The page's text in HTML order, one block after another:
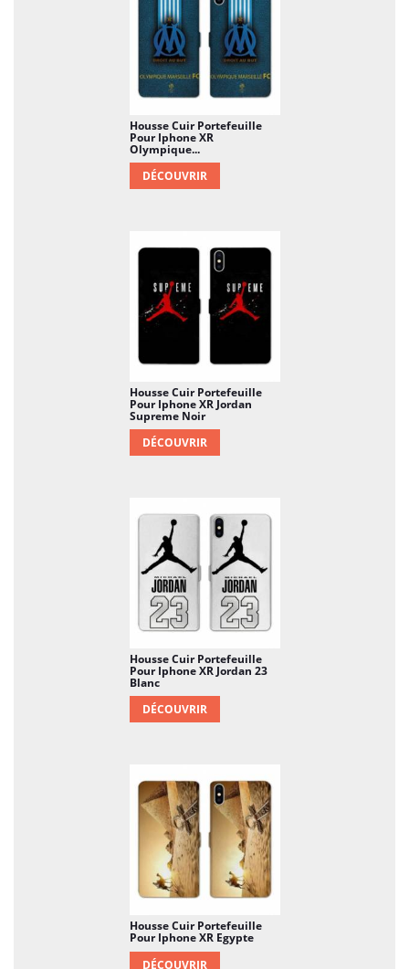
Housse Cuir Portefeuille
Pour Iphone XR
Olympique...
DÉCOUVRIR
Housse Cuir Portefeuille
Pour Iphone XR Jordan
Supreme Noir
DÉCOUVRIR
Housse Cuir Portefeuille
Pour Iphone XR Jordan 23
Blanc
DÉCOUVRIR
Housse Cuir Portefeuille
Pour Iphone XR Egypte
DÉCOUVRIR